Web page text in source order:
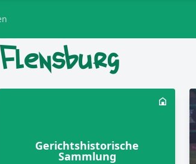
Gerichtshistorische
Sammlung